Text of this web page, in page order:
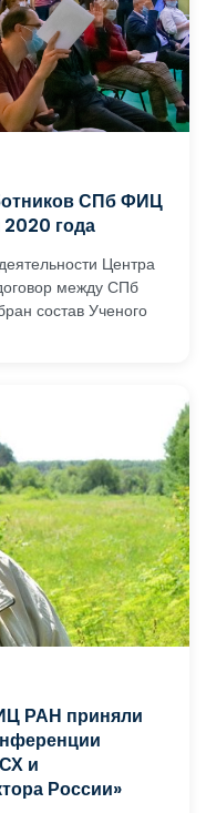
СПб ФИЦ
2020 года
Центра
между СПб
состав Ученого
РАН приняли
и
России»